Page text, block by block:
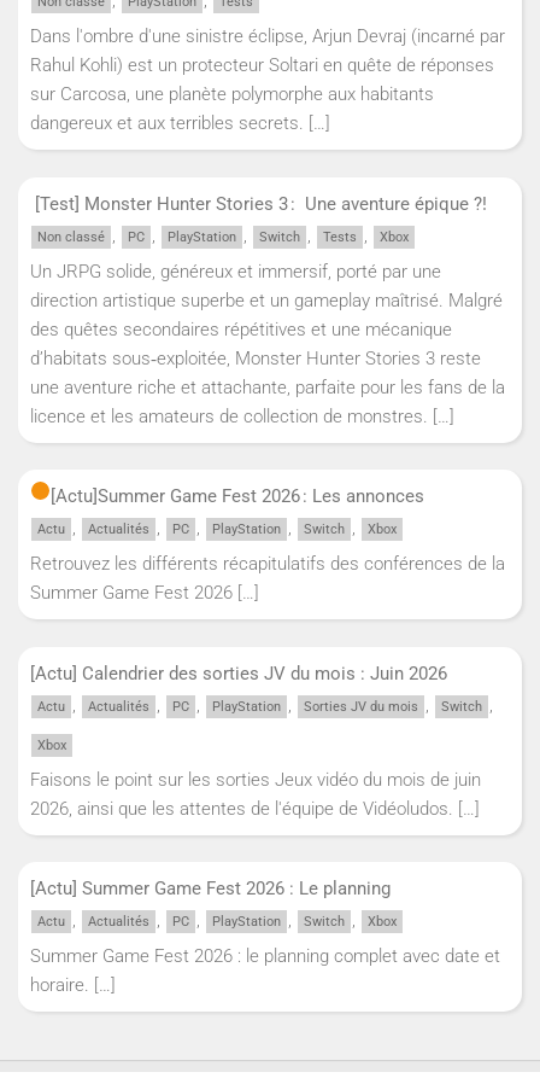
Dans l'ombre d'une sinistre éclipse, Arjun Devraj (incarné par
Rahul Kohli) est un protecteur Soltari en quête de réponses
sur Carcosa, une planète polymorphe aux habitants
dangereux et aux terribles secrets. […]
[Test] Monster Hunter Stories 3 : Une aventure épique ?!
Non classé , PC , PlayStation , Switch , Tests , Xbox
Un JRPG solide, généreux et immersif, porté par une
direction artistique superbe et un gameplay maîtrisé. Malgré
des quêtes secondaires répétitives et une mécanique
d’habitats sous‑exploitée, Monster Hunter Stories 3 reste
une aventure riche et attachante, parfaite pour les fans de la
licence et les amateurs de collection de monstres. […]
[Actu]Summer Game Fest 2026 : Les annonces
Actu , Actualités , PC , PlayStation , Switch , Xbox
Retrouvez les différents récapitulatifs des conférences de la
Summer Game Fest 2026 […]
[Actu] Calendrier des sorties JV du mois : Juin 2026
Actu , Actualités , PC , PlayStation , Sorties JV du mois , Switch ,
Xbox
Faisons le point sur les sorties Jeux vidéo du mois de juin
2026, ainsi que les attentes de l'équipe de Vidéoludos. […]
[Actu] Summer Game Fest 2026 : Le planning
Actu , Actualités , PC , PlayStation , Switch , Xbox
Summer Game Fest 2026 : le planning complet avec date et
horaire. […]